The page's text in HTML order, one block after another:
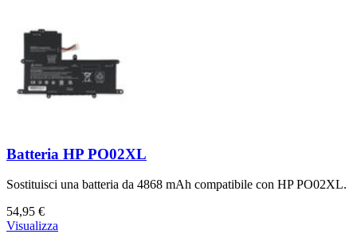
Batteria HP PO02XL
Sostituisci una batteria da 4868 mAh compatibile con HP PO02XL.
54,95 €
Visualizza